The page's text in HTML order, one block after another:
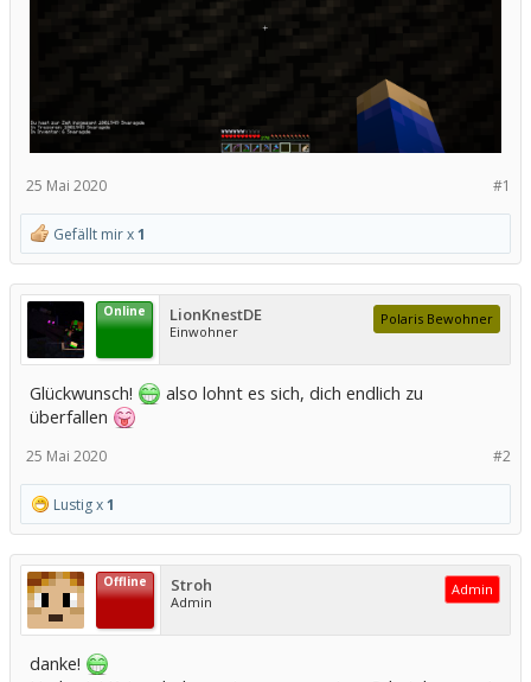
#1
25 Mai 2020
Gefällt mir x1
Online LionKnestDE
Einwohner
Polaris Bewohner
Glückwunsch!
also lohnt es sich, dich endlich zu
überfallen
#2
25 Mai 2020
Lustig x1
Offline Stroh
Admin
Admin
danke!